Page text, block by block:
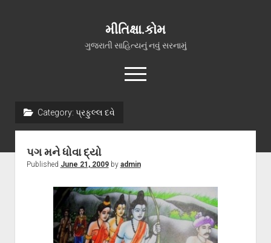
મીતિક્ષા.કોમ
ગુજરાતી સાહિત્યનું નવું સરનામું
open
menu
ગુજરાતી ગઝલો
ગીત, પ્રાર્થના અને ભજન
અન્ય રચનાઓ
Category: પ્રફુલ્લ દવે
પગ મને ધોવા દ્યો
Published June 21, 2009by admin